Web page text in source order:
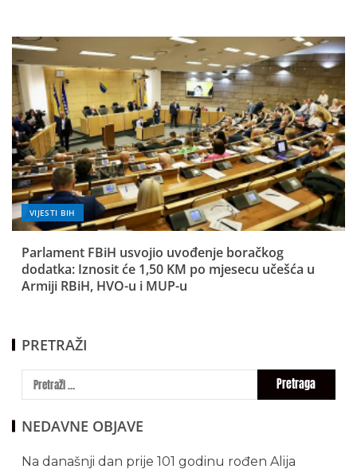
VIJESTI BIH
Parlament FBiH usvojio uvođenje boračkog
dodatka: Iznosit će 1,50 KM po mjesecu učešća u
Armiji RBiH, HVO-u i MUP-u
PRETRAŽI
NEDAVNE OBJAVE
Na današnji dan prije 101 godinu rođen Alija